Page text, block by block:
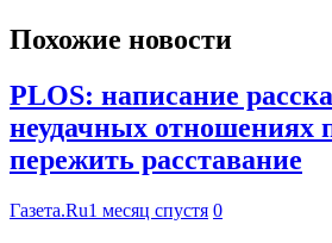
Похожие новости
PLOS: написание
неудачных отношениях
пережить расставание
Газета.Ru1 месяц спустя 0